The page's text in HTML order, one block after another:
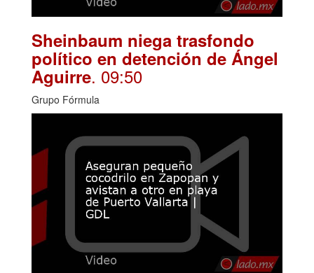
Sheinbaum niega trasfondo
político en detención de Ángel
Aguirre. 09:50
Grupo Fórmula